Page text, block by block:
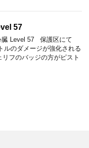
57
臓 Level 57 保護区にて
ルのダメージが強化される
フのバッジの方がピスト